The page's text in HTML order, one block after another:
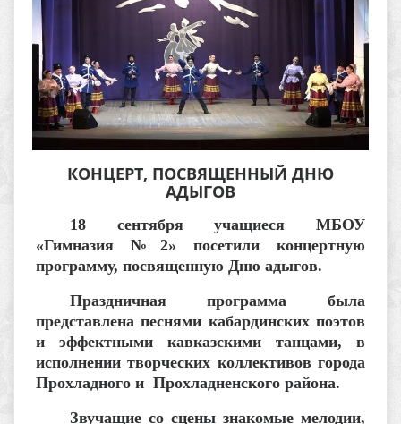
КОНЦЕРТ, ПОСВЯЩЕННЫЙ ДНЮ
АДЫГОВ
18 сентября учащиеся МБОУ
«Гимназия №2» посетили концертную
программу, посвященную Дню адыгов.
Праздничная программа была
представлена песнями кабардинских поэтов
и эффектными кавказскими танцами, в
исполнении творческих коллективов города
Прохладного и Прохладненского района.
Звучащие со сцены знакомые мелодии,